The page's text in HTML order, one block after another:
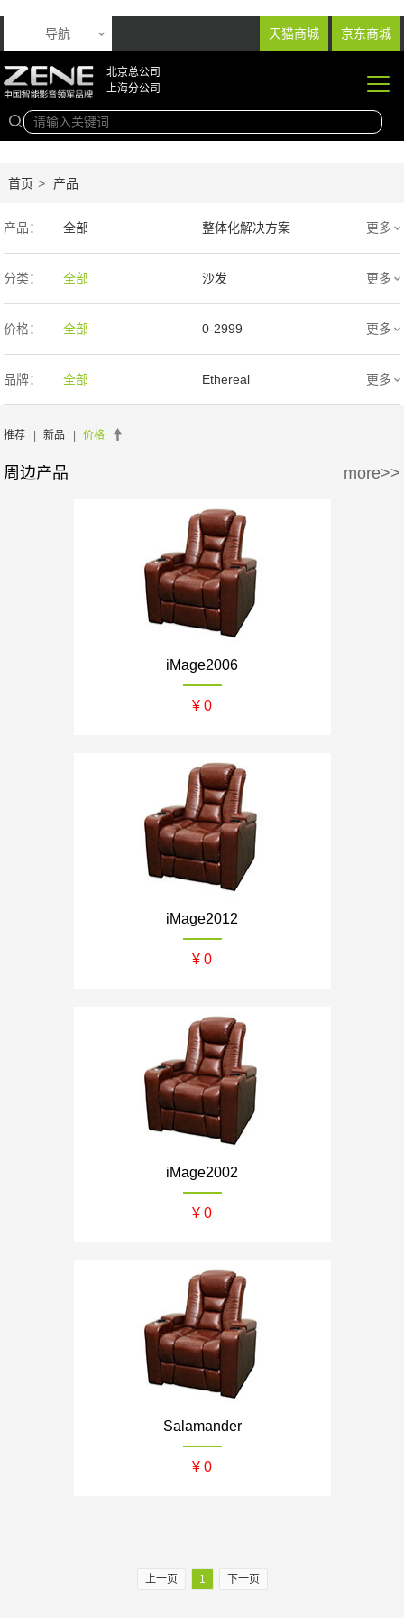
天猫商城 京东商城
导航
北京总公司
上海分公司
首页 > 产品
产品： 全部 整体化解决方案
音响产品 投影产品
专业扩声音箱 幕布产品
声学产品 智能产品
周边产品
更多
分类： 全部 沙发 更多
价格： 全部 0-2999
3000-9999 1万-5万
5万-15万
30万-50万
更多
品牌： 全部 Ethereal
氧空间
Zthester
iMage
更多
推荐 | 新品 | 价格
周边产品 more>>
iMage2006
¥ 0
iMage2012
¥ 0
iMage2002
¥ 0
Salamander
¥ 0
上一页 1 下一页